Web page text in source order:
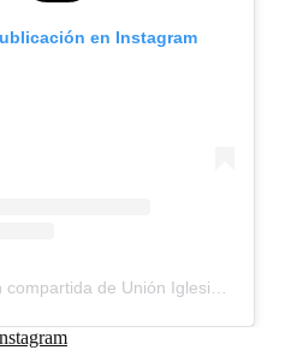
en Instagram